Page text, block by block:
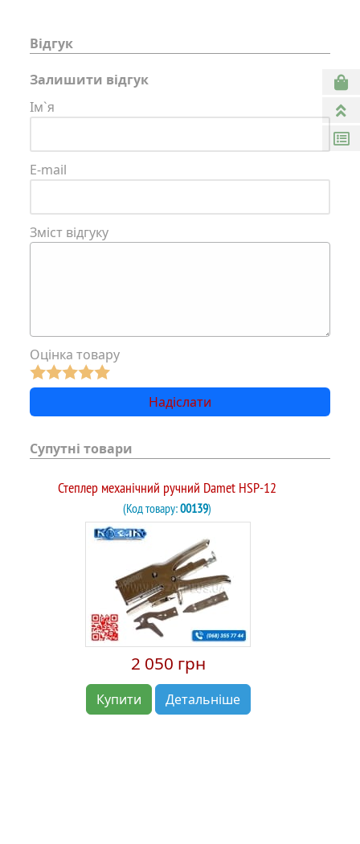
Відгук
Залишити відгук
Ім`я
E-mail
Зміст відгуку
Оцінка товару
Супутні товари
Степлер механічний ручний Damet HSP-12
(Код товару:00139)
2 050 грн
Купити Детальніше